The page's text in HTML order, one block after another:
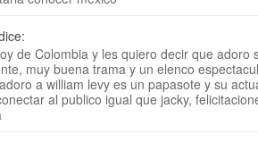
de Colombia y les quiero decir que adoro
muy buena trama y un elenco
a william levy es un papasote y su
al publico igual que jacky,